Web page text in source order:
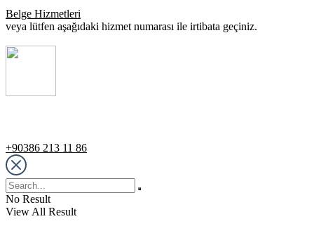
Belge Hizmetleri
veya lütfen aşağıdaki hizmet numarası ile irtibata geçiniz.
+90386 213 11 86
No Result
View All Result